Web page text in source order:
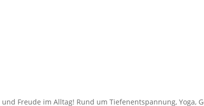
Freude im Alltag! Rund um Tiefenentspannung, Yoga,